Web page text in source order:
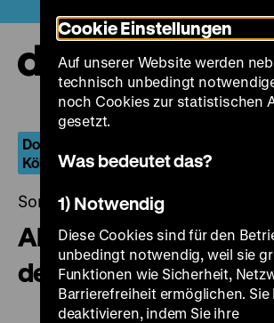
zum
Seiteninhalt
springen
Dokumentarische Positionen: Wiltrud
Köhler
Sonntag, 19. Januar 2025, 18.00 Uhr
Alarm am
den Straßen von
Cookie Einstellungen
Auf unserer Website werden
technisch unbedingt
noch Cookies zur statistischen
gesetzt.
Was bedeutet das?
1) Notwendig
Diese Cookies sind für den
unbedingt notwendig, weil sie
Funktionen wie Sicherheit,
Barrierefreiheit ermöglichen.
deaktivieren, indem Sie ihre